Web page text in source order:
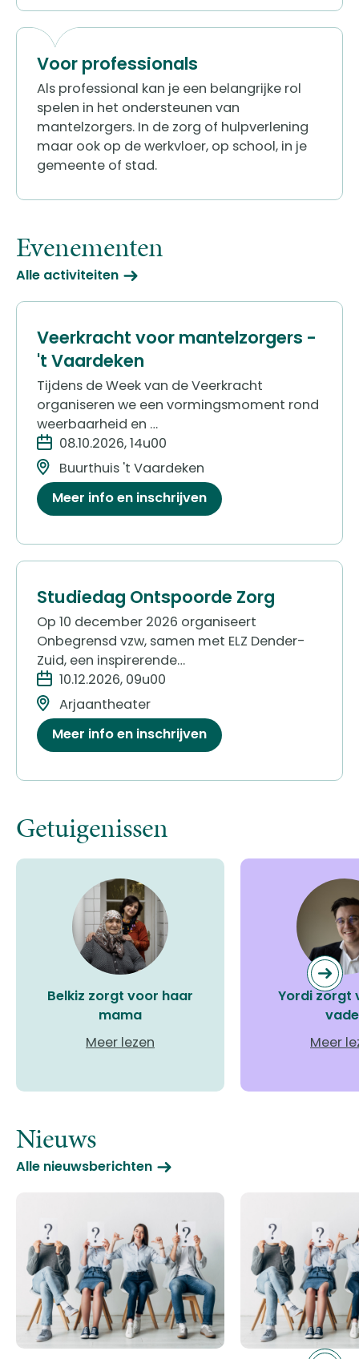
Voor professionals
Als professional kan je een belangrijke rol
spelen in het ondersteunen van
mantelzorgers. In de zorg of hulpverlening
maar ook op de werkvloer, op school, in je
gemeente of stad.
Evenementen
Alle activiteiten
Veerkracht voor mantelzorgers -
't Vaardeken
Tijdens de Week van de Veerkracht
organiseren we een vormingsmoment rond
weerbaarheid en …
08.10.2026, 14u00
Buurthuis 't Vaardeken
Meer info en inschrijven
Studiedag Ontspoorde Zorg
Op 10 december 2026 organiseert
Onbegrensd vzw, samen met ELZ Dender-
Zuid, een inspirerende…
10.12.2026, 09u00
Arjaantheater
Meer info en inschrijven
Getuigenissen
Belkiz zorgt voor haar
mama
Meer lezen
Yordi zorgt
Meer
Nieuws
Alle nieuwsberichten